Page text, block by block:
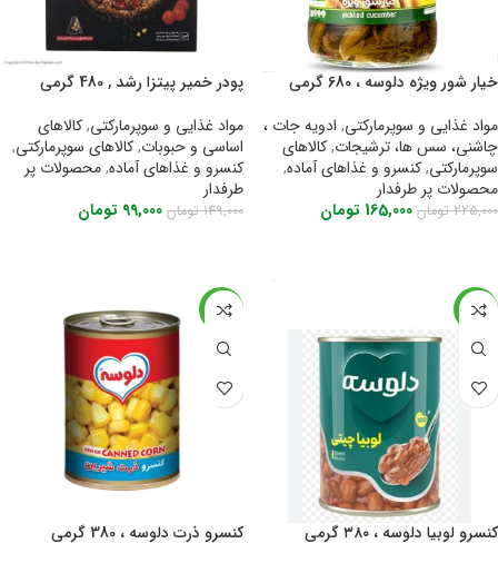
خیار شور ویژه دلوسه ، 680 گرمی
مواد غذایی و سوپرمارکتی, ادویه جات ،
چاشنی، سس ها، ترشیجات,کالاهای
سوپرمارکتی,کنسرو و غذاهای آماده,
محصولات پر طرفدار
225,000 تومان 165,000 تومان
پودر خمیر پیتزا رشد , 480 گرمی
مواد غذایی و سوپرمارکتی,کالاهای
اساسی و حبوبات,کالاهای سوپرمارکتی,
کنسرو و غذاهای آماده,محصولات پر
طرفدار
149,000 تومان 99,000 تومان
-30%
کنسرو لوبیا دلوسه ، ۳۸۰ گرمی
-37%
کنسرو ذرت دلوسه ، 380 گرمی